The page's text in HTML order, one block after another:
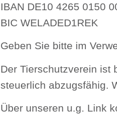
IBAN DE10 4265 0150
BIC WELADED1REK
Geben Sie bitte im
Der Tierschutzverein ist
steuerlich abzugsfähig.
Über unseren u.g. Link